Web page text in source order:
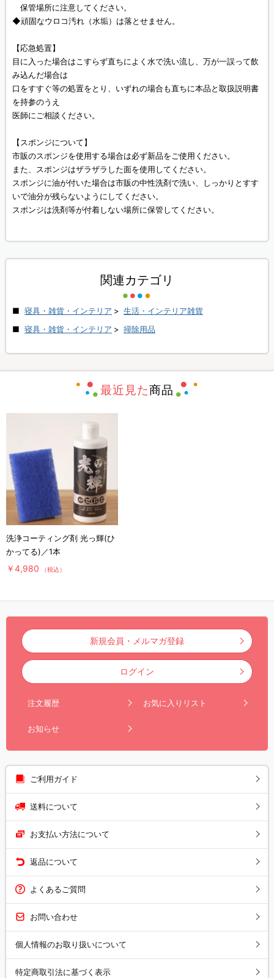
保管場所に注意してください。
◆頑固なウロコ汚れ（水垢）は落とせません。
【応急処置】
目に入った場合はこすらず直ちによく水で洗い流し、万が一誤って飲
み込んだ場合は
口をすすぐ等の処置をとり、いずれの場合も直ちに本品と取扱説明書
を持参のうえ
医師にご相談ください。
【スポンジについて】
市販のスポンジを使用する場合は必ず新品をご使用ください。
また、スポンジはザラザラした面を使用してください。
スポンジに油が付いた場合は市販の中性洗剤で洗い、しっかりとすす
いで油分が残らないようにしてください。
スポンジは洗剤等が付着しない場所に保管してください。
関連カテゴリ
寝具・雑貨・インテリア > 生活・インテリア雑貨
寝具・雑貨・インテリア > 掃除用品
最近見た商品
洗浄コーティング剤 光っ輝(ひ
かってる)／1本
￥4,980 （税込）
新規会員・メルマガ登録
ログイン
注文履歴 お気に入りリスト
お知らせ
ご利用ガイド
送料について
お支払い方法について
返品について
よくあるご質問
お問い合わせ
個人情報のお取り扱いについて
特定商取引法に基づく表示